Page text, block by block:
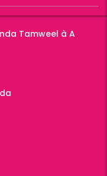
Tamweel à A